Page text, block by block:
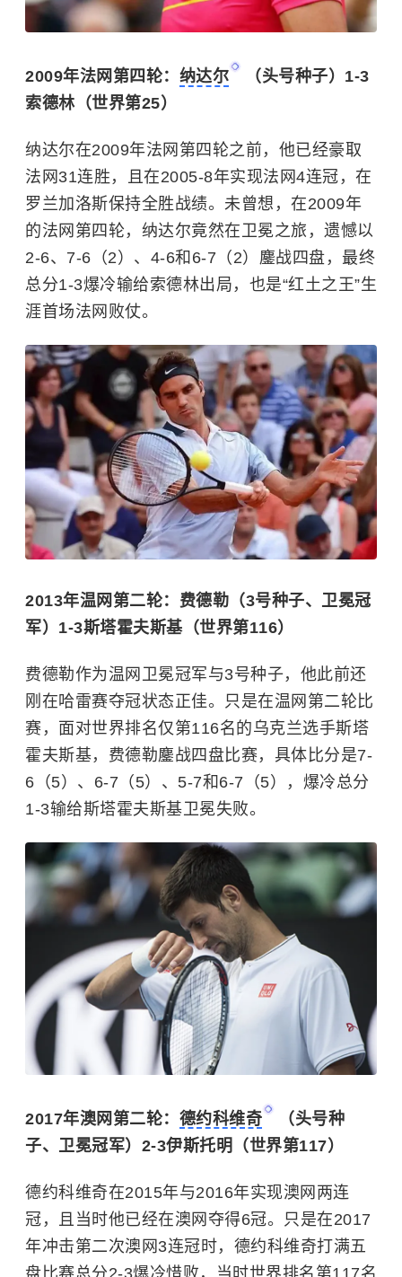
2009年法网第四轮： 纳达尔
（头号种子）1-3
索德林（世界第25）
纳达尔在2009年法网第四轮之前，他已经豪取
法网31连胜，且在2005-8年实现法网4连冠，在
罗兰加洛斯保持全胜战绩。未曾想，在2009年
的法网第四轮，纳达尔竟然在卫冕之旅，遗憾以
2-6、7-6（2）、4-6和6-7（2）鏖战四盘，最终
总分1-3爆冷输给索德林出局，也是“红土之王”生
涯首场法网败仗。
2013年温网第二轮：费德勒（3号种子、卫冕冠
军）1-3斯塔霍夫斯基（世界第116）
费德勒作为温网卫冕冠军与3号种子，他此前还
刚在哈雷赛夺冠状态正佳。只是在温网第二轮比
赛，面对世界排名仅第116名的乌克兰选手斯塔
霍夫斯基，费德勒鏖战四盘比赛，具体比分是7-
6（5）、6-7（5）、5-7和6-7（5），爆冷总分
1-3输给斯塔霍夫斯基卫冕失败。
2017年澳网第二轮： 德约科维奇
（头号种
子、卫冕冠军）2-3伊斯托明（世界第117）
德约科维奇在2015年与2016年实现澳网两连
冠，且当时他已经在澳网夺得6冠。只是在2017
年冲击第二次澳网3连冠时，德约科维奇打满五
盘比赛总分2-3爆冷惜败，当时世界排名第117名